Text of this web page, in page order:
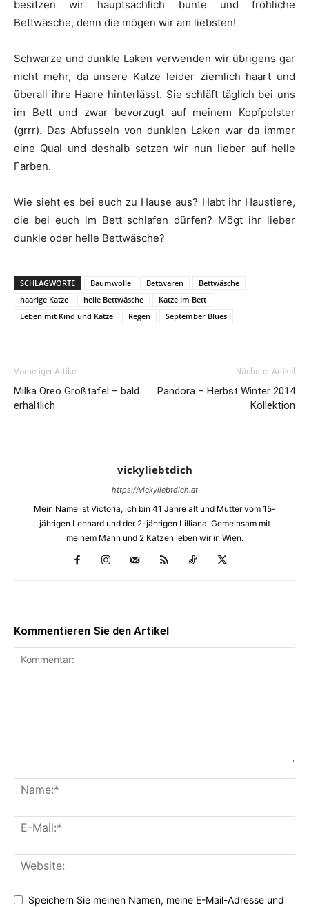
besitzen wir hauptsächlich bunte und fröhliche
Bettwäsche, denn die mögen wir am liebsten!
Schwarze und dunkle Laken verwenden wir übrigens gar
nicht mehr, da unsere Katze leider ziemlich haart und
überall ihre Haare hinterlässt. Sie schläft täglich bei uns
im Bett und zwar bevorzugt auf meinem Kopfpolster
(grrr). Das Abfusseln von dunklen Laken war da immer
eine Qual und deshalb setzen wir nun lieber auf helle
Farben.
Wie sieht es bei euch zu Hause aus? Habt ihr Haustiere,
die bei euch im Bett schlafen dürfen? Mögt ihr lieber
dunkle oder helle Bettwäsche?
SCHLAGWORTE Baumwolle Bettwaren
Bettwäsche
haarige Katze
helle Bettwäsche
Katze im Bett
Leben mit Kind und Katze
Regen September Blues
Vorheriger Artikel
Milka Oreo Großtafel – bald
erhältlich
Nächster Artikel
Pandora – Herbst Winter 2014
Kollektion
vickyliebtdich
https://vickyliebtdich.at
Mein Name ist Victoria, ich bin 41 Jahre alt und Mutter vom 15-
jährigen Lennard und der 2-jährigen Lilliana. Gemeinsam mit
meinem Mann und 2 Katzen leben wir in Wien.
Kommentieren Sie den Artikel
Speichern Sie meinen Namen, meine E-Mail-Adresse und